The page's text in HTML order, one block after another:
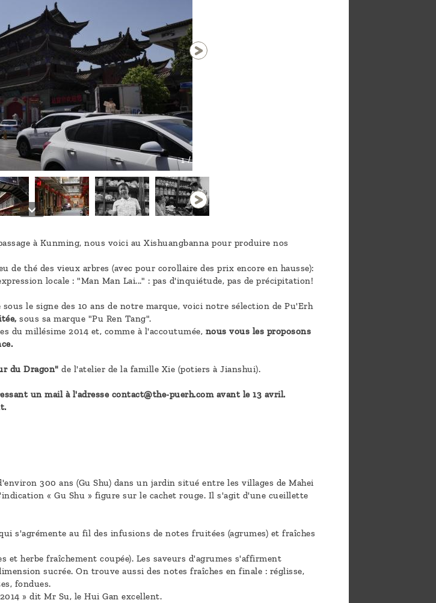
1 / 50
à Kunming, nous voici au Xishuangbanna pour produire nos
de thé des vieux arbres (avec pour corollaire des prix encore en hausse):
locale : "Man Man Lai..." : pas d'inquiétude, pas de précipitation!
le signe des 10 ans de notre marque, voici notre sélection de Pu'Erh
sous sa marque "Pu Ren Tang".
du millésime 2014 et, comme à l'accoutumée, nous vous les proposons
du Dragon" de l'atelier de la famille Xie (potiers à Jianshui).
un mail à l'adresse contact@the-puerh.com avant le 13 avril.
300 ans (Gu Shu) dans un jardin situé entre les villages de Mahei
« Gu Shu » figure sur le cachet rouge. Il s'agit d'une cueillette
s'agrémente au fil des infusions de notes fruitées (agrumes) et fraîches
herbe fraîchement coupée). Les saveurs d'agrumes s'affirment
sucrée. On trouve aussi des notes fraîches en finale : réglisse,
fondues.
» dit Mr Su, le Hui Gan excellent.